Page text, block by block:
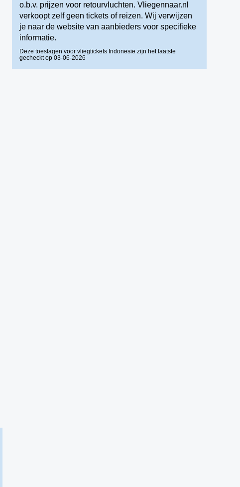
o.b.v. prijzen voor retourvluchten. Vliegennaar.nl
verkoopt zelf geen tickets of reizen. Wij verwijzen
je naar de website van aanbieders voor specifieke
informatie.
Deze toeslagen voor vliegtickets Indonesie zijn het laatste
gecheckt op 03-06-2026